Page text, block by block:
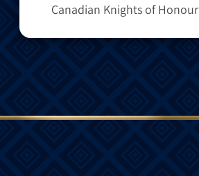
Canadian Knights of Honour